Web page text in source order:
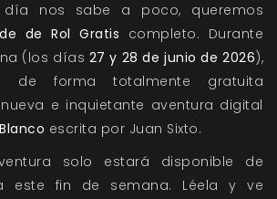
nos sabe a poco, queremos
de Rol Gratis completo. Durante
(los días 27 y 28 de junio de 2026),
de forma totalmente gratuita
e inquietante aventura digital
escrita por Juan Sixto.
solo estará disponible de
este fin de semana. Léela y ve